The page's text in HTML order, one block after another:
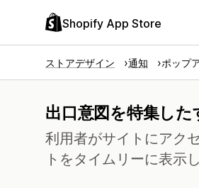
Shopify App Store
ストアデザイン 通知 ポップ
出口意図を特集し
利用者がサイトにアク
トをタイムリーに表示